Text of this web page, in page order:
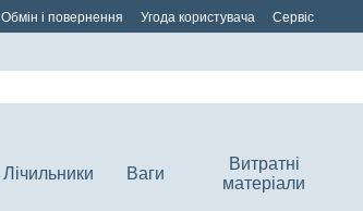
Обмін і повернення Угода користувача Сервіс
Лічильники Ваги
Витратні
матеріали